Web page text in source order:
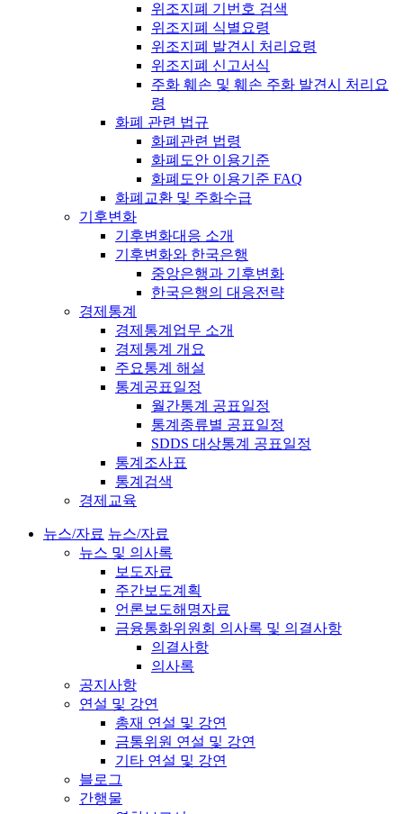
위조지폐 기번호 검색
위조지폐 식별요령
위조지폐 발견시 처리요령
위조지폐 신고서식
주화 훼손 및 훼손 주화 발견시 처리요
령
화폐 관련 법규
화폐관련 법령
화폐도안 이용기준
화폐도안 이용기준 FAQ
화폐교환 및 주화수급
기후변화
기후변화대응 소개
기후변화와 한국은행
중앙은행과 기후변화
한국은행의 대응전략
경제통계
경제통계업무 소개
경제통계 개요
주요통계 해설
통계공표일정
월간통계 공표일정
통계종류별 공표일정
SDDS 대상통계 공표일정
통계조사표
통계검색
경제교육
뉴스/자료 뉴스/자료
뉴스 및 의사록
보도자료
주간보도계획
언론보도해명자료
금융통화위원회 의사록 및 의결사항
의결사항
의사록
공지사항
연설 및 강연
총재 연설 및 강연
금통위원 연설 및 강연
기타 연설 및 강연
블로그
간행물